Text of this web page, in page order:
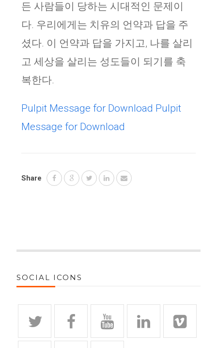
든 사람들이 당하는 시대적인 문제이
다. 우리에게는 치유의 언약과 답을 주
셨다. 이 언약과 답을 가지고, 나를 살리
고 세상을 살리는 성도들이 되기를 축
복한다.
Pulpit Message for Download Pulpit
Message for Download
Share
SOCIAL ICONS